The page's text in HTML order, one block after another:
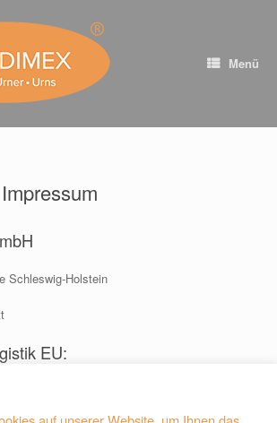
Menü
Schleswig-Holstein
EU: